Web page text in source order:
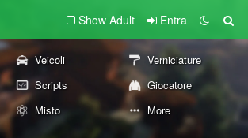
Show Adult Entra
Veicoli
Verniciature
Scripts
Giocatore
Misto More